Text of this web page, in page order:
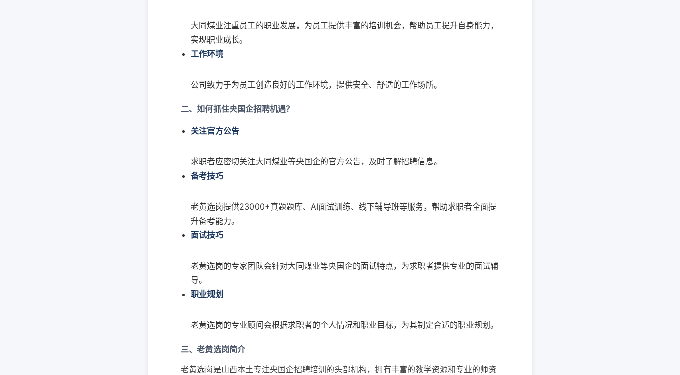
大同煤业注重员工的职业发展，为员工提供丰富的培训机会，帮助员工提升自身能力，
实现职业成长。
工作环境
公司致力于为员工创造良好的工作环境，提供安全、舒适的工作场所。
二、如何抓住央国企招聘机遇？
关注官方公告
求职者应密切关注大同煤业等央国企的官方公告，及时了解招聘信息。
备考技巧
老黄选岗提供23000+真题题库、AI面试训练、线下辅导班等服务，帮助求职者全面提
升备考能力。
面试技巧
老黄选岗的专家团队会针对大同煤业等央国企的面试特点，为求职者提供专业的面试辅
导。
职业规划
老黄选岗的专业顾问会根据求职者的个人情况和职业目标，为其制定合适的职业规划。
三、老黄选岗简介
老黄选岗是山西本土专注央国企招聘培训的头部机构，拥有丰富的教学资源和专业的师资